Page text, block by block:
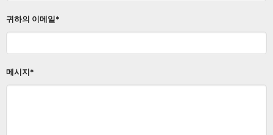
귀하의 이메일*
메시지*